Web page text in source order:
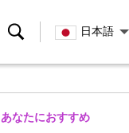
検
日本語
あなたにおすすめ